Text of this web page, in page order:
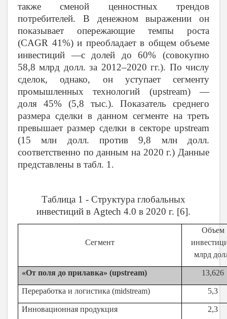
также сменой ценностных трендов
потребителей. В денежном выражении он
показывает опережающие темпы роста
(CAGR 41%) и преобладает в общем объеме
инвестиций —cдолей до 60% (совокупно
58,8 млрд долл. за 2012–2020 гг.). По числу
сделок, однако, он уступает сегменту
промышленных технологий (upstream) —
доля 45% (5,8 тыс.). Показатель среднего
размера сделки в данном сегменте на треть
превышает размер сделки в секторе upstream
(15 млн долл. против 9,8 млн долл.
соответственно по данным на 2020 г.) Данные
представлены в табл. 1.
Таблица 1 - Структура глобальных
инвестиций в Agtech 4.0 в 2020 г. [6].
Сегмент
Объем
млрд
«От поля до прилавка» (upstream) 13,626
Переработка и логистика (midstream) 5,3
Инновационная продукция 2,3